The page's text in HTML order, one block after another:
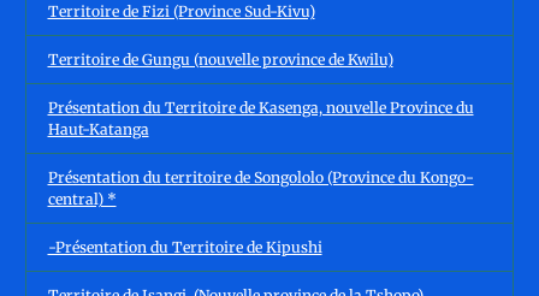
Territoire de Fizi (Province Sud-Kivu)
Territoire de Gungu (nouvelle province de Kwilu)
Présentation du Territoire de Kasenga, nouvelle Province du
Haut-Katanga
Présentation du territoire de Songololo (Province du Kongo-
central) *
-Présentation du Territoire de Kipushi